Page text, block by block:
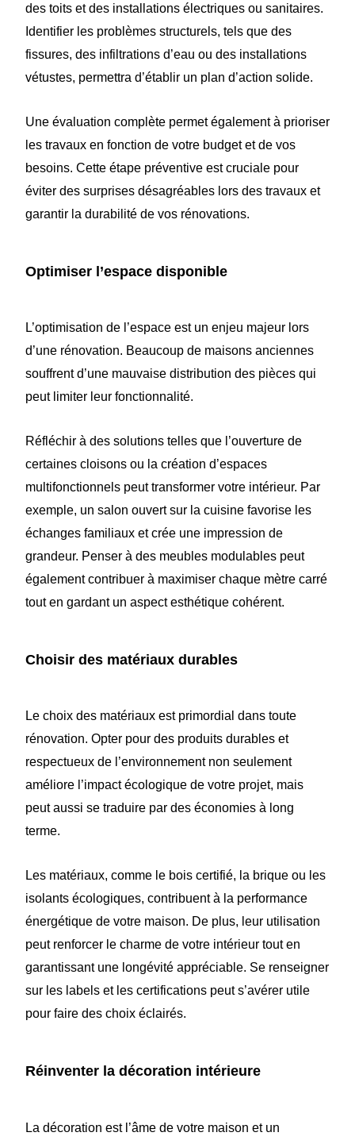
des toits et des installations électriques ou sanitaires.
Identifier les problèmes structurels, tels que des
fissures, des infiltrations d’eau ou des installations
vétustes, permettra d’établir un plan d’action solide.
Une évaluation complète permet également à prioriser
les travaux en fonction de votre budget et de vos
besoins. Cette étape préventive est cruciale pour
éviter des surprises désagréables lors des travaux et
garantir la durabilité de vos rénovations.
Optimiser l’espace disponible
L’optimisation de l’espace est un enjeu majeur lors
d’une rénovation. Beaucoup de maisons anciennes
souffrent d’une mauvaise distribution des pièces qui
peut limiter leur fonctionnalité.
Réfléchir à des solutions telles que l’ouverture de
certaines cloisons ou la création d’espaces
multifonctionnels peut transformer votre intérieur. Par
exemple, un salon ouvert sur la cuisine favorise les
échanges familiaux et crée une impression de
grandeur. Penser à des meubles modulables peut
également contribuer à maximiser chaque mètre carré
tout en gardant un aspect esthétique cohérent.
Choisir des matériaux durables
Le choix des matériaux est primordial dans toute
rénovation. Opter pour des produits durables et
respectueux de l’environnement non seulement
améliore l’impact écologique de votre projet, mais
peut aussi se traduire par des économies à long
terme.
Les matériaux, comme le bois certifié, la brique ou les
isolants écologiques, contribuent à la performance
énergétique de votre maison. De plus, leur utilisation
peut renforcer le charme de votre intérieur tout en
garantissant une longévité appréciable. Se renseigner
sur les labels et les certifications peut s’avérer utile
pour faire des choix éclairés.
Réinventer la décoration intérieure
La décoration est l’âme de votre maison et un